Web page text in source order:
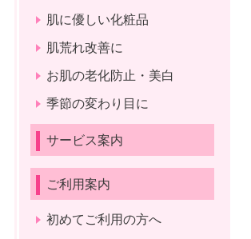
肌に優しい化粧品
肌荒れ改善に
お肌の老化防止・美白
季節の変わり目に
サービス案内
ご利用案内
初めてご利用の方へ